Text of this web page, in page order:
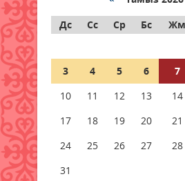
06 тамыз 2026 ж. 81
Дауыл, жаңбыр:
бірнеше өңірінде ауа
байланысты ескерту
Бұршақ, дауыл:
өңірінде дауылды
жарияланды
Дс
Сс Ср Бс Жм
3
4 5 6 7
10
11 12 13 14
17
18 19 20 21
24
25 26 27 28
31